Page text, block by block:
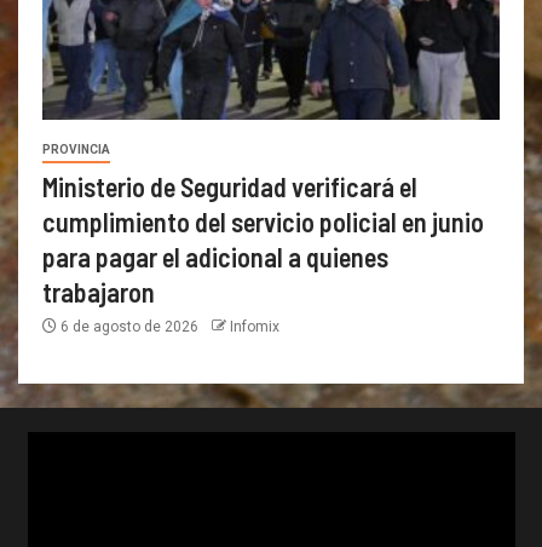
PROVINCIA
Ministerio de Seguridad verificará el
cumplimiento del servicio policial en junio
para pagar el adicional a quienes
trabajaron
6 de agosto de 2026 Infomix